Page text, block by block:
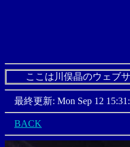
ここは川俣晶のウェブ
最終更新: Mon Sep 12
BACK